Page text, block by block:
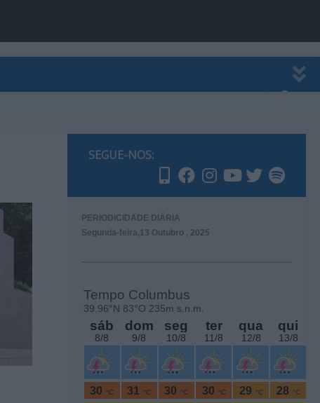
SEGUE-NOS:
PERIODICIDADE DIÁRIA
Segunda-feira,13 Outubro , 2025